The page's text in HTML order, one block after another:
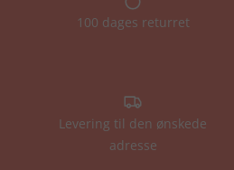
100 dages returret
Levering til den ønskede
adresse